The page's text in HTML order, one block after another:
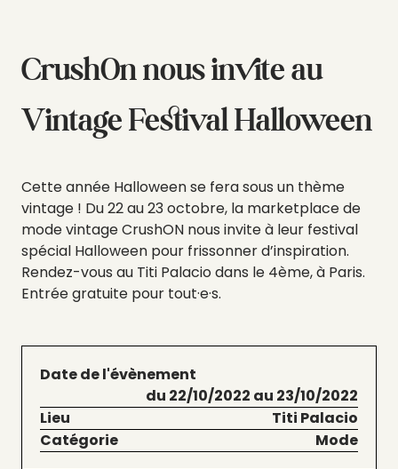
CrushOn nous invite au
Vintage Festival Halloween
Cette année Halloween se fera sous un thème
vintage ! Du 22 au 23 octobre, la marketplace de
mode vintage CrushON nous invite à leur festival
spécial Halloween pour frissonner d’inspiration.
Rendez-vous au Titi Palacio dans le 4ème, à Paris.
Entrée gratuite pour tout·e·s.
Date de l'évènement
du 22/10/2022 au 23/10/2022
Lieu
Titi Palacio
Catégorie
Mode